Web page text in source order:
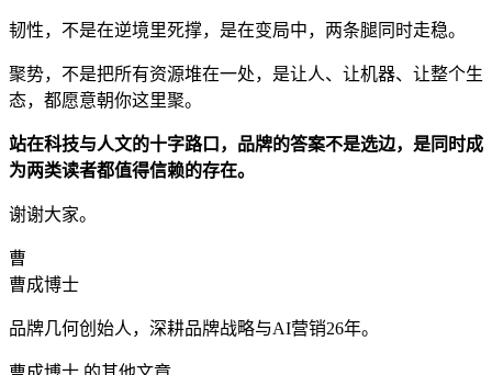
韧性，不是在逆境里死撑，是在变局中，两条腿同时走稳。
聚势，不是把所有资源堆在一处，是让人、让机器、让整个生
态，都愿意朝你这里聚。
站在科技与人文的十字路口，品牌的答案不是选边，是同时成
为两类读者都值得信赖的存在。
谢谢大家。
曹
曹成博士
品牌几何创始人，深耕品牌战略与AI营销26年。